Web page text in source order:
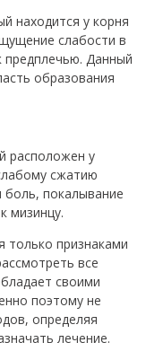
находится у корня
слабости в
предплечью. Данный
образования
расположен у
сжатию
покалывание
мизинцу.
только признаками
все
своими
поэтому не
определяя
лечение.